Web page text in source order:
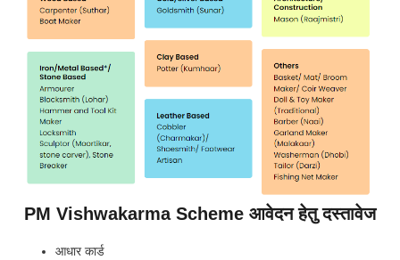
PM Vishwakarma Scheme आवेदन हेतु दस्तावेज
आधार कार्ड